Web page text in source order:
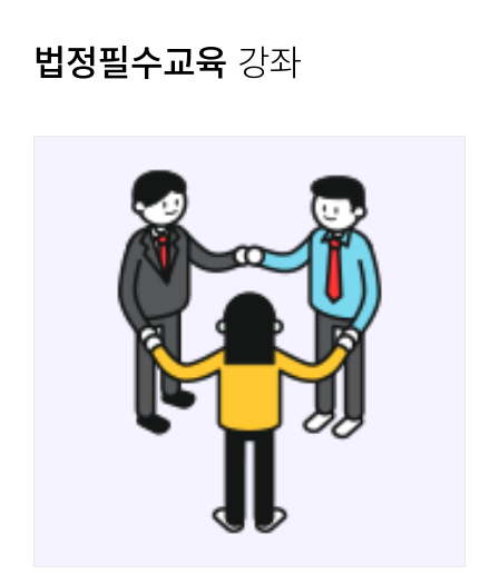
법정필수교육 강좌